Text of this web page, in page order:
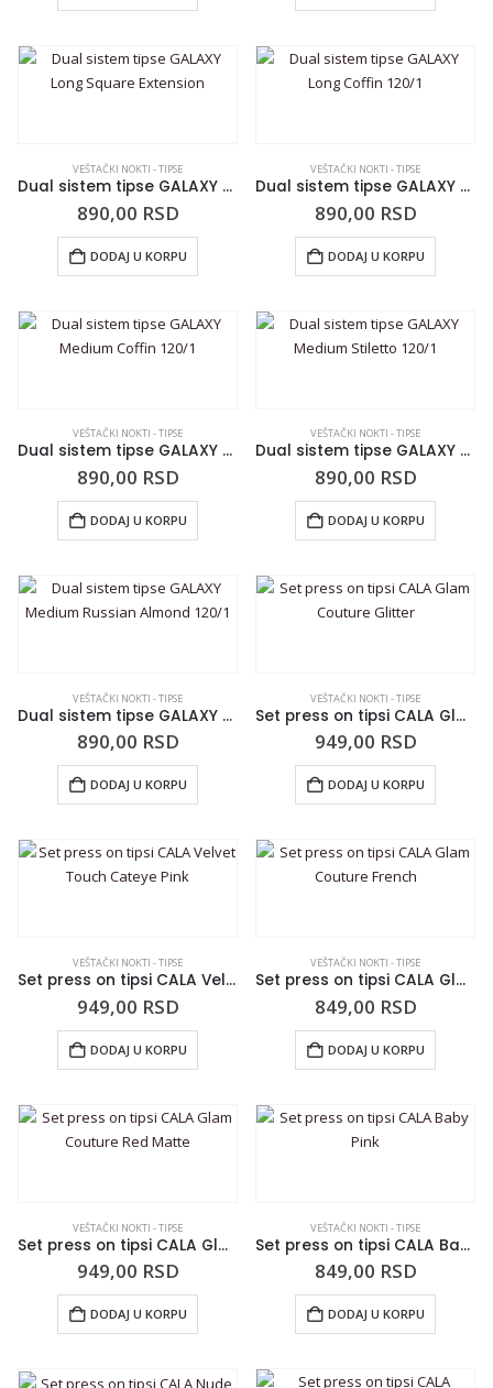
VEŠTAČKI NOKTI - TIPSE
Dual sistem tipse GALAXY Long Square Extension
890,00 RSD
DODAJ U KORPU
VEŠTAČKI NOKTI - TIPSE
Dual sistem tipse GALAXY Long Coffin 120/1
890,00 RSD
DODAJ U KORPU
VEŠTAČKI NOKTI - TIPSE
Dual sistem tipse GALAXY Medium Coffin 120/1
890,00 RSD
DODAJ U KORPU
VEŠTAČKI NOKTI - TIPSE
Dual sistem tipse GALAXY Medium Stiletto 120/1
890,00 RSD
DODAJ U KORPU
VEŠTAČKI NOKTI - TIPSE
Dual sistem tipse GALAXY Medium Russian Almond 120/1
890,00 RSD
DODAJ U KORPU
VEŠTAČKI NOKTI - TIPSE
Set press on tipsi CALA Glam Couture Glitter
949,00 RSD
DODAJ U KORPU
VEŠTAČKI NOKTI - TIPSE
Set press on tipsi CALA Velvet Touch Cateye Pink
949,00 RSD
DODAJ U KORPU
VEŠTAČKI NOKTI - TIPSE
Set press on tipsi CALA Glam Couture French
849,00 RSD
DODAJ U KORPU
VEŠTAČKI NOKTI - TIPSE
Set press on tipsi CALA Glam Couture Red Matte
949,00 RSD
DODAJ U KORPU
VEŠTAČKI NOKTI - TIPSE
Set press on tipsi CALA Baby Pink
849,00 RSD
DODAJ U KORPU